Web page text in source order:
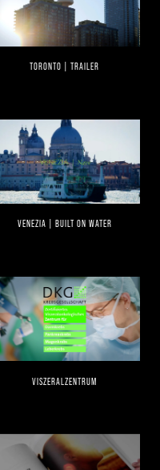
TORONTO | TRAILER
VENEZIA | BUILT ON WATER
VISZERALZENTRUM